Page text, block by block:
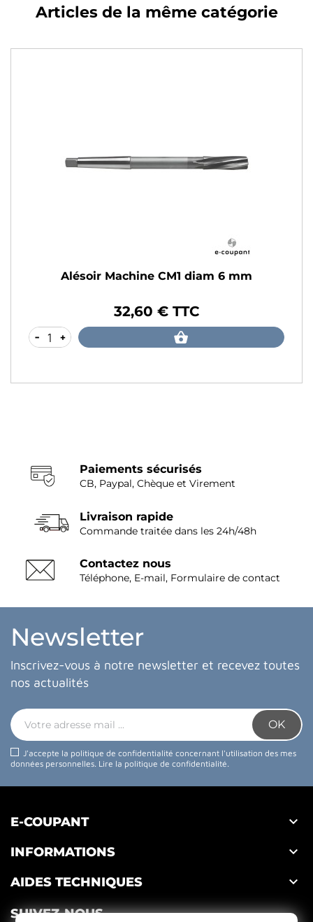
Articles de la même catégorie
Alésoir Machine CM1 diam 6 mm
32,60 € TTC
- +
Paiements sécurisés
CB, Paypal, Chèque et Virement
Livraison rapide
Commande traitée dans les 24h/48h
Contactez nous
Téléphone, E-mail, Formulaire de contact
Newsletter
Inscrivez-vous à notre newsletter et recevez toutes
nos actualités
J'accepte la politique de confidentialité concernant l'utilisation des mes
données personnelles. Lire la politique de confidentialité.
E-COUPANT 
INFORMATIONS 
AIDES TECHNIQUES 
SUIVEZ-NOUS